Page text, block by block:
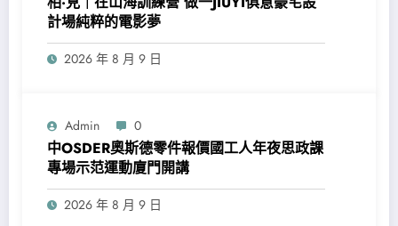
計場純粹的電影夢
2026 年 8 月 9 日
Admin 0
中OSDER奧斯德零件報價國工人年夜思政課
專場示范運動廈門開講
2026 年 8 月 9 日